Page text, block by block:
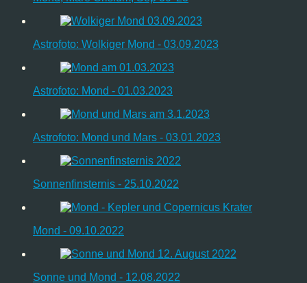
Astrofoto: Wolkiger Mond - 03.09.2023
Astrofoto: Mond - 01.03.2023
Astrofoto: Mond und Mars - 03.01.2023
Sonnenfinsternis - 25.10.2022
Mond - 09.10.2022
Sonne und Mond - 12.08.2022